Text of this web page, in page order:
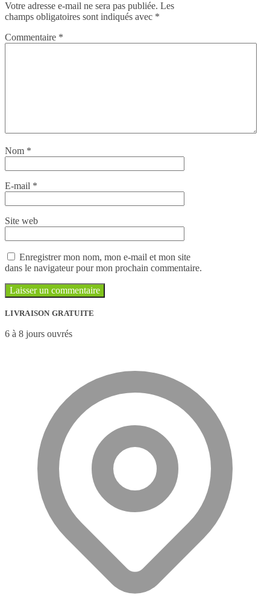
Votre adresse e-mail ne sera pas publiée. Les
champs obligatoires sont indiqués avec *
Commentaire *
Nom *
E-mail *
Site web
Enregistrer mon nom, mon e-mail et mon site
dans le navigateur pour mon prochain commentaire.
LIVRAISON GRATUITE
6 à 8 jours ouvrés